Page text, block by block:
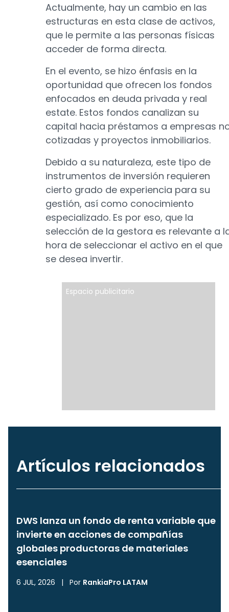
Actualmente, hay un cambio en las
estructuras en esta clase de activos,
que le permite a las personas físicas
acceder de forma directa.
En el evento, se hizo énfasis en la
oportunidad que ofrecen los fondos
enfocados en deuda privada y real
estate. Estos fondos canalizan su
capital hacia préstamos a empresas
cotizadas y proyectos inmobiliarios.
Debido a su naturaleza, este tipo de
instrumentos de inversión requieren
cierto grado de experiencia para su
gestión, así como conocimiento
especializado. Es por eso, que la
selección de la gestora es relevante a
hora de seleccionar el activo en el que
se desea invertir.
Espacio publicitario
Artículos relacionados
DWS lanza un fondo de renta variable que
invierte en acciones de compañías
globales productoras de materiales
esenciales
6 JUL, 2026 | Por RankiaPro LATAM